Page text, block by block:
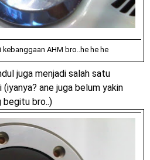
di Kota Medan
Ninja ZX-4RR 2023 yang cuma
dikota Medan !
Built 2023 Resmi Dimulai !
merilis KLE500 dan KLE500 SE
year 2026 !
Minggu, 9 Agustus
AHM bro..he he he
juga menjadi salah satu
ane juga belum yakin
begitu bro..)